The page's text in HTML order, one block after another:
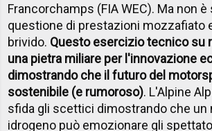
Francorchamps (FIA WEC). Ma non è
questione di prestazioni mozzafiato
brivido. Questo esercizio tecnico su
una pietra miliare per l'innovazione
dimostrando che il futuro del
sostenibile (e rumoroso). L'Alpine
sfida gli scettici dimostrando che un
idrogeno può emozionare gli